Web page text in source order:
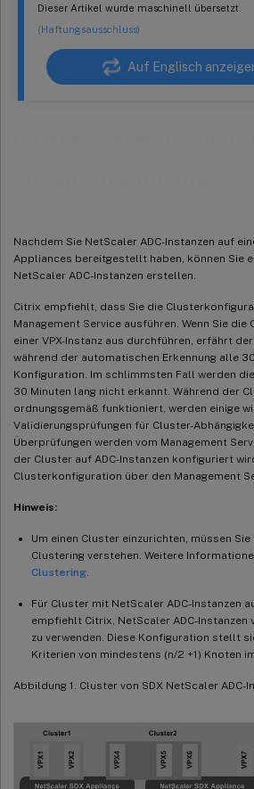
Dieser Artikel wurde maschinell übersetzt.
(Haftungsausschluss)
Auf Englisch
Nachdem Sie NetScaler ADC-Instanzen auf
Appliances bereitgestellt haben, können Sie
NetScaler ADC-Instanzen erstellen.
Citrix empfiehlt, dass Sie die
Management Service ausführen. Wenn Sie
einer VPX-Instanz aus durchführen, erfährt
während der automatischen Erkennung alle
Konfiguration. Im schlimmsten Fall werden
30 Minuten lang nicht erkannt. Während der
ordnungsgemäß funktioniert, werden einige
Validierungsprüfungen für Cluster-
Überprüfungen werden vom Management
der Cluster auf ADC-Instanzen konfiguriert
Clusterkonfiguration über den Management
Hinweis:
Um einen Cluster einzurichten, müssen
Clustering verstehen. Weitere
Clustering
Für Cluster mit NetScaler ADC-Instanzen
empfiehlt Citrix, NetScaler ADC-Instanzen
zu verwenden. Diese Konfiguration stellt
Kriterien von mindestens (n/2 +1) Knoten
Abbildung 1. Cluster von SDX NetScaler ADC-